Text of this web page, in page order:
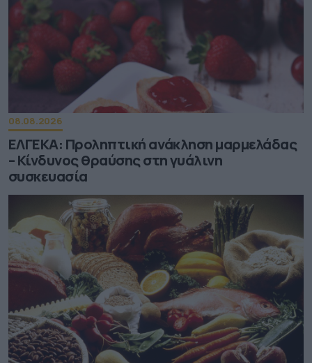
08.08.2026
ΕΛΓΕΚΑ: Προληπτική ανάκληση μαρμελάδας
– Κίνδυνος θραύσης στη γυάλινη
συσκευασία